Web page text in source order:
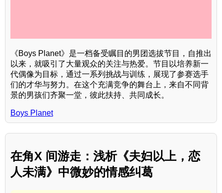
《Boys Planet》是一档备受瞩目的男团选拔节目，自推出
以来，就吸引了大量观众的关注与热爱。节目以培养新一
代偶像为目标，通过一系列挑战与训练，展现了参赛选手
们的才华与努力。在这个充满竞争的舞台上，来自不同背
景的男孩们齐聚一堂，彼此扶持、共同成长。
Boys Planet
在角X 间游走：浅析《夫妇以上，恋
人未满》中微妙的情感纠葛